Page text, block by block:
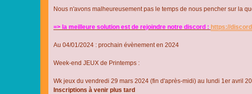
Nous n'avons malheureusement pas le temps de nous pencher sur la
=> la meilleure solution est de rejoindre notre discord : https://
Au 04/01/2024 : prochain évènement en 2024
Week-end JEUX de Printemps :
Wk jeux du vendredi 29 mars 2024 (fin d'après-midi) au lundi 1er avril
Inscriptions à venir plus tard